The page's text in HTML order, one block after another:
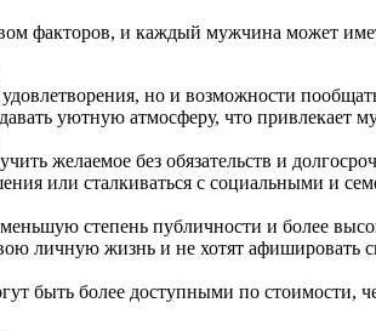
факторов, и каждый мужчина может
но и возможности
уютную атмосферу, что
желаемое без обязательств и
или сталкиваться с социальными и
меньшую степень публичности и более
личную жизнь и не хотят афишировать
быть более доступными по стоимости,